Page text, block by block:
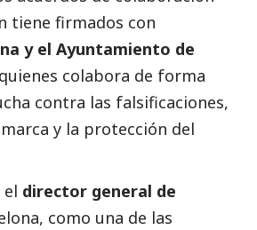
tiene firmados con
y el Ayuntamiento de
colabora de forma
contra las falsificaciones,
y la protección del
el director general de
como una de las